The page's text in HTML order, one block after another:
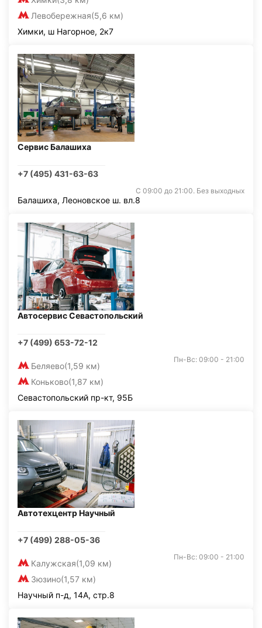
Левобережная(5,6 км)
Химки, ш Нагорное, 2к7
Сервис Балашиха
+7 (495) 431-63-63
С 09:00 до 21:00. Без выходных
Балашиха, Леоновское ш. вл.8
Автосервис Севастопольский
+7 (499) 653-72-12
Беляево(1,59 км)
Коньково(1,87 км)
Пн-Вс: 09:00 - 21:00
Севастопольский пр-кт, 95Б
Автотехцентр Научный
+7 (499) 288-05-36
Калужская(1,09 км)
Зюзино(1,57 км)
Пн-Вс: 09:00 - 21:00
Научный п-д, 14А, стр.8